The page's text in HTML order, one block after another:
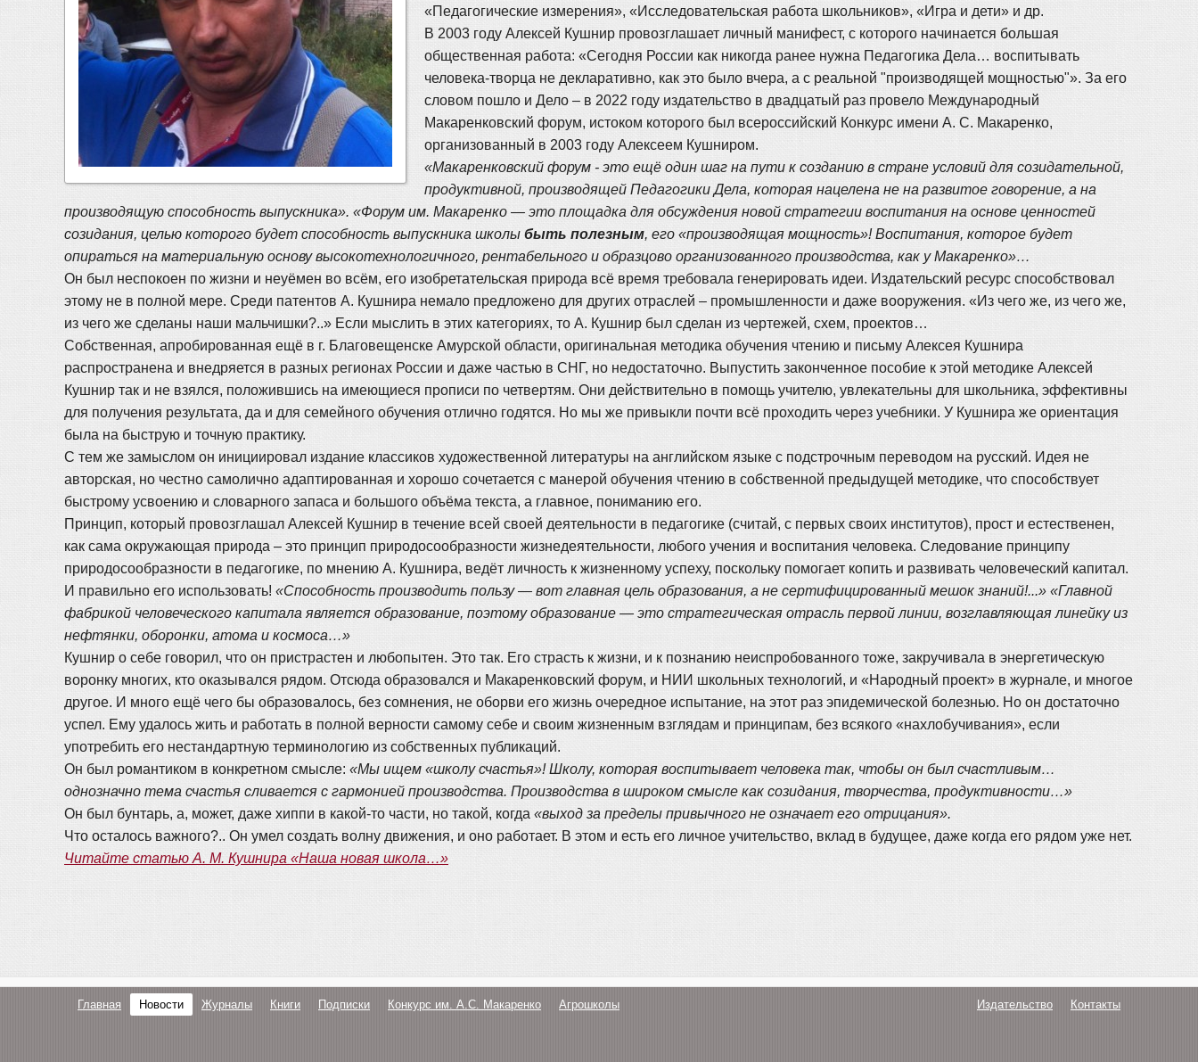
«Педагогические измерения», «Исследовательская работа школьников», «Игра и дети» и др.
В 2003 году Алексей Кушнир провозглашает личный манифест, с которого начинается большая
общественная работа: «Сегодня России как никогда ранее нужна Педагогика Дела… воспитывать
человека-творца не декларативно, как это было вчера, а с реальной "производящей мощностью"». За его
словом пошло и Дело – в 2022 году издательство в двадцатый раз провело Международный
Макаренковский форум, истоком которого был всероссийский Конкурс имени А. С. Макаренко,
организованный в 2003 году Алексеем Кушниром.
«Макаренковский форум - это ещё один шаг на пути к созданию в стране условий для созидательной,
продуктивной, производящей Педагогики Дела, которая нацелена не на развитое говорение, а на
производящую способность выпускника». «Форум им. Макаренко — это площадка для обсуждения новой стратегии воспитания на основе ценностей
созидания, целью которого будет способность выпускника школы быть полезным, его «производящая мощность»! Воспитания, которое будет
опираться на материальную основу высокотехнологичного, рентабельного и образцово организованного производства, как у Макаренко»…
Он был неспокоен по жизни и неуёмен во всём, его изобретательская природа всё время требовала генерировать идеи. Издательский ресурс способствовал
этому не в полной мере. Среди патентов А. Кушнира немало предложено для других отраслей – промышленности и даже вооружения. «Из чего же, из чего же,
из чего же сделаны наши мальчишки?..» Если мыслить в этих категориях, то А. Кушнир был сделан из чертежей, схем, проектов…
Собственная, апробированная ещё в г. Благовещенске Амурской области, оригинальная методика обучения чтению и письму Алексея Кушнира
распространена и внедряется в разных регионах России и даже частью в СНГ, но недостаточно. Выпустить законченное пособие к этой методике Алексей
Кушнир так и не взялся, положившись на имеющиеся прописи по четвертям. Они действительно в помощь учителю, увлекательны для школьника, эффективны
для получения результата, да и для семейного обучения отлично годятся. Но мы же привыкли почти всё проходить через учебники. У Кушнира же ориентация
была на быструю и точную практику.
С тем же замыслом он инициировал издание классиков художественной литературы на английском языке с подстрочным переводом на русский. Идея не
авторская, но честно самолично адаптированная и хорошо сочетается с манерой обучения чтению в собственной предыдущей методике, что способствует
быстрому усвоению и словарного запаса и большого объёма текста, а главное, пониманию его.
Принцип, который провозглашал Алексей Кушнир в течение всей своей деятельности в педагогике (считай, с первых своих институтов), прост и естественен,
как сама окружающая природа – это принцип природосообразности жизнедеятельности, любого учения и воспитания человека. Следование принципу
природосообразности в педагогике, по мнению А. Кушнира, ведёт личность к жизненному успеху, поскольку помогает копить и развивать человеческий капитал.
И правильно его использовать! «Способность производить пользу — вот главная цель образования, а не сертифицированный мешок знаний!...» «Главной
фабрикой человеческого капитала является образование, поэтому образование — это стратегическая отрасль первой линии, возглавляющая линейку из
нефтянки, оборонки, атома и космоса…»
Кушнир о себе говорил, что он пристрастен и любопытен. Это так. Его страсть к жизни, и к познанию неиспробованного тоже, закручивала в энергетическую
воронку многих, кто оказывался рядом. Отсюда образовался и Макаренковский форум, и НИИ школьных технологий, и «Народный проект» в журнале, и многое
другое. И много ещё чего бы образовалось, без сомнения, не оборви его жизнь очередное испытание, на этот раз эпидемической болезнью. Но он достаточно
успел. Ему удалось жить и работать в полной верности самому себе и своим жизненным взглядам и принципам, без всякого «нахлобучивания», если
употребить его нестандартную терминологию из собственных публикаций.
Он был романтиком в конкретном смысле: «Мы ищем «школу счастья»! Школу, которая воспитывает человека так, чтобы он был счастливым…
однозначно тема счастья сливается с гармонией производства. Производства в широком смысле как созидания, творчества, продуктивности…»
Он был бунтарь, а, может, даже хиппи в какой-то части, но такой, когда «выход за пределы привычного не означает его отрицания».
Что осталось важного?.. Он умел создать волну движения, и оно работает. В этом и есть его личное учительство, вклад в будущее, даже когда его рядом уже нет.
Читайте статью А. М. Кушнира «Наша новая школа…»
Главная Новости Журналы Книги Подписки Конкурс им. А.С. Макаренко Агрошколы Издательство Контакты